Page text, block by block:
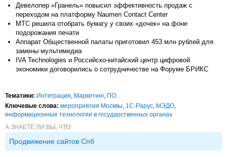
Девелопер «Гранель» повысил эффективность продаж с
переходом на платформу Naumen Contact Center
МТС решила отобрать бумагу у своих «дочек» на фоне
подорожания печати
Аппарат Общественной палаты приготовил 453 млн рублей для
замены мультимедиа
IVA Technologies и Российско-китайский центр цифровой
экономики договорились о сотрудничестве на Форуме БРИКС
Тематики: Интеграция, Маркетинг, ПО
Ключевые слова: мероприятия Москвы, 1С-Рарус, МЭДО,
информационные технологии в государственных органах
А ЗНАЕТЕ ЛИ ВЫ, ЧТО:
Продвижение сайтов Спб